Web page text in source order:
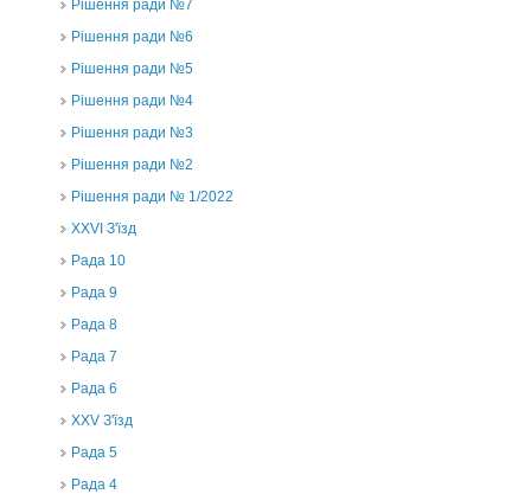
Рішення ради №7
Рішення ради №6
Рішення ради №5
Рішення ради №4
Рішення ради №3
Рішення ради №2
Рішення ради № 1/2022
XXVI З'їзд
Рада 10
Рада 9
Рада 8
Рада 7
Рада 6
XXV З'їзд
Рада 5
Рада 4